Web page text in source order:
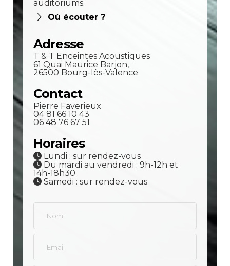
auditoriums.
Où écouter ?
Adresse
T & T Enceintes Acoustiques
61 Quai Maurice Barjon,
26500 Bourg-lès-Valence
Contact
Pierre Faverieux
04 81 66 10 43
06 48 76 67 51
Horaires
Lundi : sur rendez-vous
Du mardi au vendredi : 9h-12h et
14h-18h30
Samedi : sur rendez-vous